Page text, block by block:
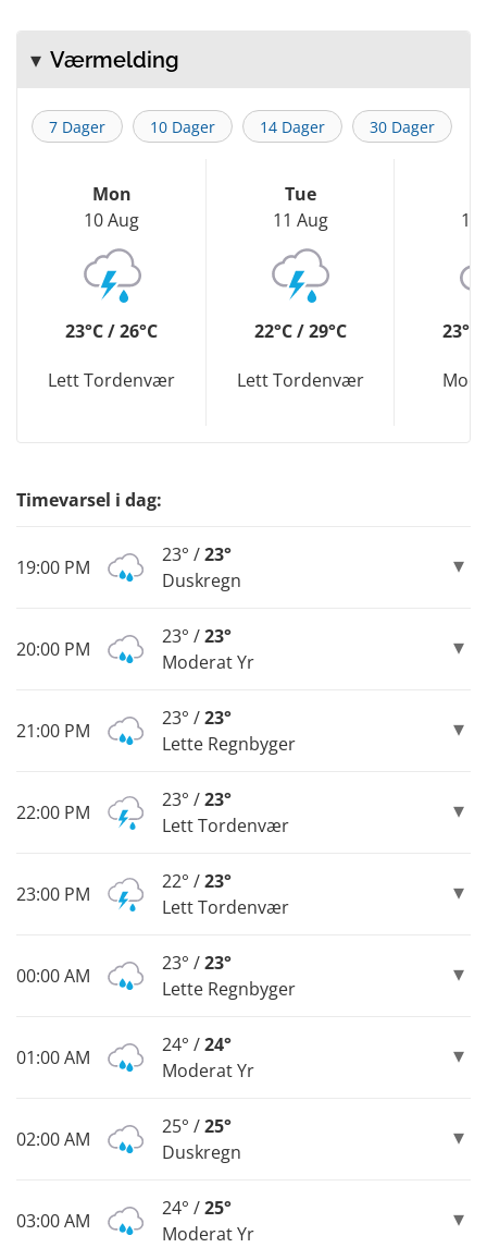
Værmelding
7 Dager 10 Dager 14 Dager 30 Dager
Mon
10 Aug
23°C / 26°C
Lett Tordenvær
Tue
11 Aug
22°C / 29°C
Lett Tordenvær
12
23°C
Timevarsel i dag:
19:00 PM
23° /23°
Duskregn
20:00 PM
23° /23°
Moderat Yr
21:00 PM
23° /23°
Lette Regnbyger
22:00 PM
23° /23°
Lett Tordenvær
23:00 PM
22° /23°
Lett Tordenvær
00:00 AM
23° /23°
Lette Regnbyger
01:00 AM
24° /24°
Moderat Yr
02:00 AM
25° /25°
Duskregn
03:00 AM
24° /25°
Moderat Yr